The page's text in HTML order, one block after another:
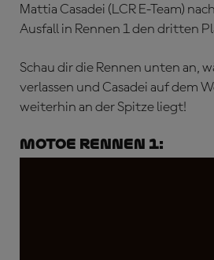
Mattia Casadei (LCR E-Team)
Ausfall in Rennen 1 den dritten
Schau dir die Rennen unten an,
verlassen und Casadei auf dem
weiterhin an der Spitze liegt!
MotoE Rennen 1: